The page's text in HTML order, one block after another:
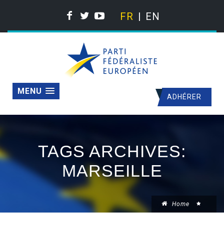
FR EN
ADHÉRER
MENU
TAGS ARCHIVES:
MARSEILLE
Home